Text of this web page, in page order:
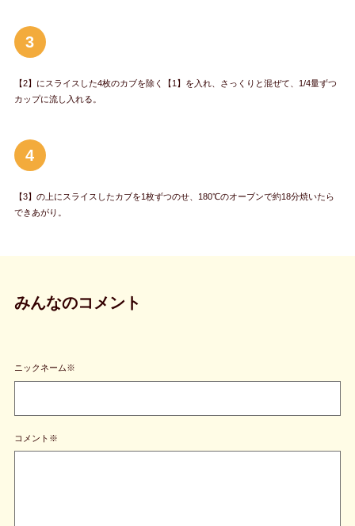
3
【2】にスライスした4枚のカブを除く【1】を入れ、さっくりと混ぜて、1/4量ずつ
カップに流し入れる。
4
【3】の上にスライスしたカブを1枚ずつのせ、180℃のオーブンで約18分焼いたら
できあがり。
みんなのコメント
ニックネーム※
コメント※